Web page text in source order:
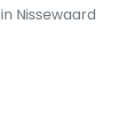
Nissewaard